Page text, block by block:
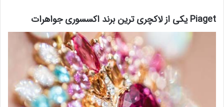
Piaget یکی از لاکچری ترین برند اکسسوری جواهرات